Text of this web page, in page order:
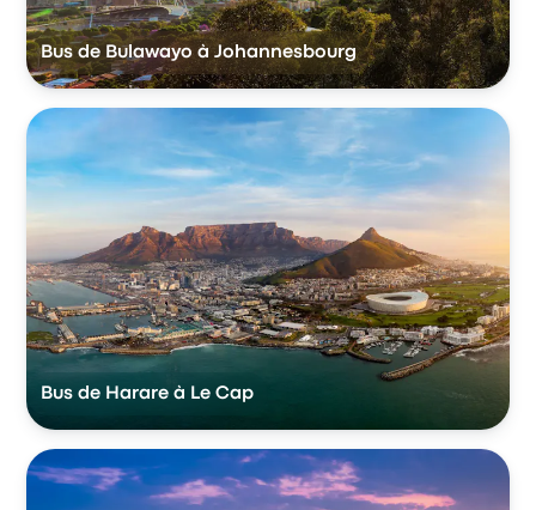
Bus de Bulawayo à Johannesbourg
Bus de Harare à Le Cap